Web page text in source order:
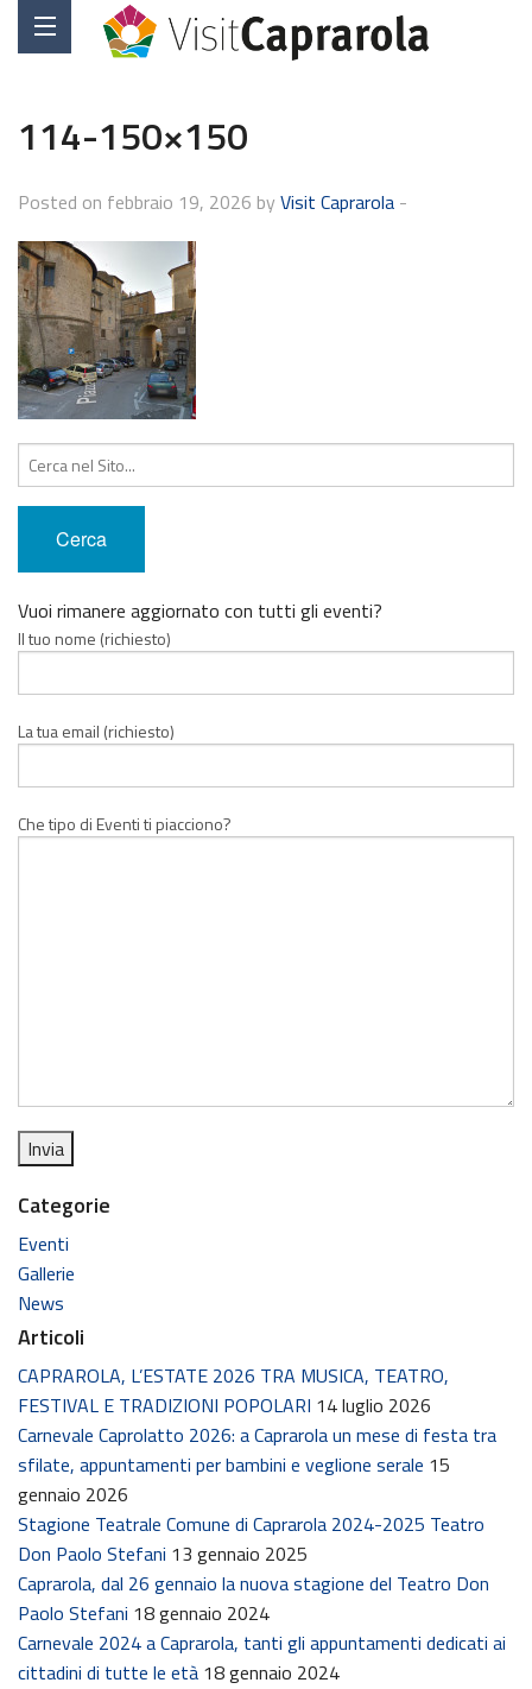
114-150×150
Posted on febbraio 19, 2026 by Visit Caprarola -
Cerca:
Vuoi rimanere aggiornato con tutti gli eventi?
Il tuo nome (richiesto)
La tua email (richiesto)
Che tipo di Eventi ti piacciono?
Categorie
Eventi
Gallerie
News
Articoli
CAPRAROLA, L’ESTATE 2026 TRA MUSICA, TEATRO,
FESTIVAL E TRADIZIONI POPOLARI 14 luglio 2026
Carnevale Caprolatto 2026: a Caprarola un mese di festa tra
sfilate, appuntamenti per bambini e veglione serale 15
gennaio 2026
Stagione Teatrale Comune di Caprarola 2024-2025 Teatro
Don Paolo Stefani 13 gennaio 2025
Caprarola, dal 26 gennaio la nuova stagione del Teatro Don
Paolo Stefani 18 gennaio 2024
Carnevale 2024 a Caprarola, tanti gli appuntamenti dedicati ai
cittadini di tutte le età 18 gennaio 2024